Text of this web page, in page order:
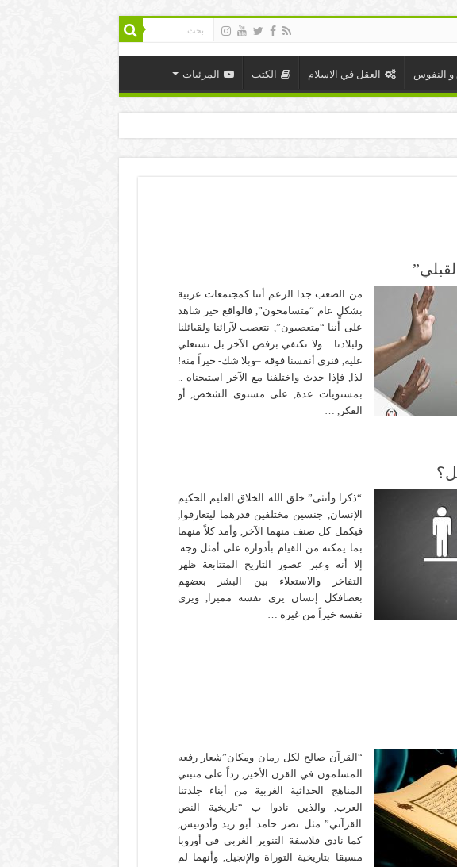
و النفوس العقل في الاسلام الكتب المرئيات
من الصعب جدا الزعم أننا كمجتمعات عربية
بشكلٍ عام “متسامحون”, فالواقع خير شاهد
على أننا “متعصبون”, نتعصب لآرائنا ولقبائلنا
ولبلادنا .. ولا نكتفي برفض الآخر بل نستعلي
عليه, فنرى أنفسنا فوقه –وبلا شك- خيراً منه!
لذا, فإذا حدث واختلفنا مع الآخر استبحناه ..
بمستويات عدة, على مستوى الشخص, أو
الفكر, …
“ذكرا وأنثى” خلق الله الخلاق العليم الحكيم
الإنسان, جنسين مختلفين قدرهما ليتعارفوا,
فيكمل كل صنف منهما الآخر, وأمد كلاً منهما
بما يمكنه من القيام بأدواره على أمثل وجه.
إلا أنه وعبر عصور التاريخ المتتابعة ظهر
التفاخر والاستعلاء بين البشر بعضهم
بعضافكل إنسان يرى نفسه مميزا, ويرى
نفسه خيراً من غيره …
“القرآن صالح لكل زمان ومكان”شعار رفعه
المسلمون في القرن الأخير, رداً على متبني
المناهج الحداثية الغربية من أبناء جلدتنا
العرب, والذين نادوا ب “تاريخية النص
القرآني” مثل نصر حامد أبو زيد وأدونيس,
كما نادى فلاسفة التنوير الغربي في أوروبا
مسبقا بتاريخية التوراة والإنجيل, وأنهما لم